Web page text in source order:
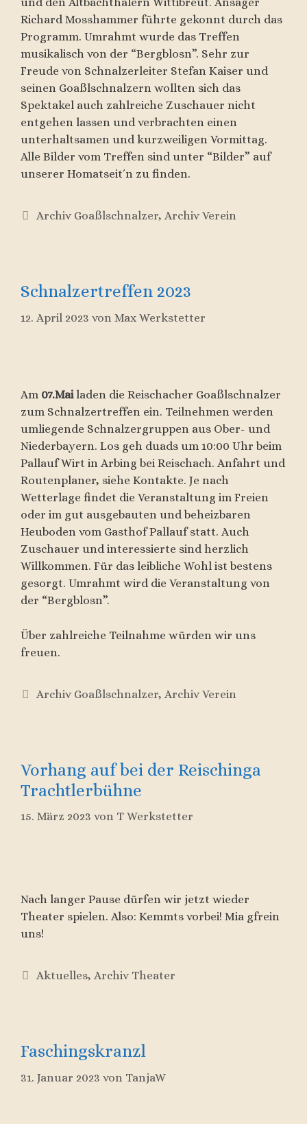
Richard Mosshammer führte gekonnt durch das
Programm. Umrahmt wurde das Treffen
musikalisch von der “Bergblosn”. Sehr zur
Freude von Schnalzerleiter Stefan Kaiser und
seinen Goaßlschnalzern wollten sich das
Spektakel auch zahlreiche Zuschauer nicht
entgehen lassen und verbrachten einen
unterhaltsamen und kurzweiligen Vormittag.
Alle Bilder vom Treffen sind unter “Bilder” auf
unserer Homatseit´n zu finden.
Kategorien
Archiv Goaßlschnalzer,Archiv Verein
Schnalzertreffen 2023
12. April 2023 von Max Werkstetter
Am 07.Mailaden die Reischacher Goaßlschnalzer
zum Schnalzertreffen ein. Teilnehmen werden
umliegende Schnalzergruppen aus Ober- und
Niederbayern. Los geh duads um 10:00 Uhr beim
Pallauf Wirt in Arbing bei Reischach. Anfahrt und
Routenplaner, siehe Kontakte. Je nach
Wetterlage findet die Veranstaltung im Freien
oder im gut ausgebauten und beheizbaren
Heuboden vom Gasthof Pallauf statt. Auch
Zuschauer und interessierte sind herzlich
Willkommen. Für das leibliche Wohl ist bestens
gesorgt. Umrahmt wird die Veranstaltung von
der “Bergblosn”.
Über zahlreiche Teilnahme würden wir uns
freuen.
Kategorien
Archiv Goaßlschnalzer, Archiv Verein
Vorhang auf bei der Reischinga
Trachtlerbühne
15. März 2023 von T Werkstetter
Nach langer Pause dürfen wir jetzt wieder
Theater spielen. Also: Kemmts vorbei! Mia gfrein
uns!
Kategorien
Aktuelles,Archiv Theater
Faschingskranzl
31. Januar 2023 von TanjaW